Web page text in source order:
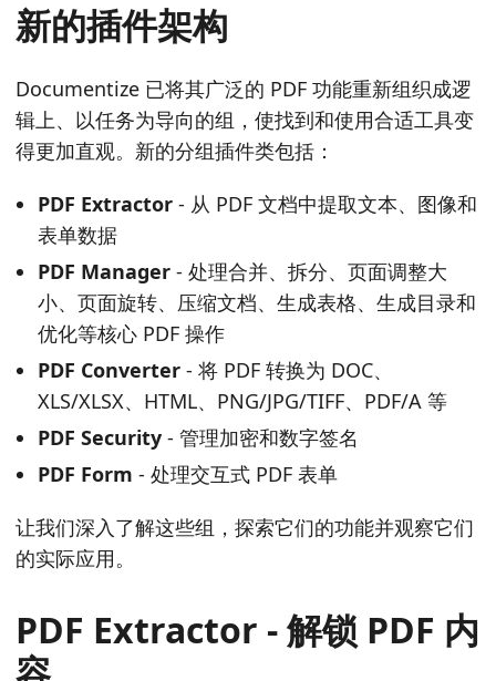
新的插件架构
Documentize 已将其广泛的 PDF 功能重新组织成逻
辑上、以任务为导向的组，使找到和使用合适工具变
得更加直观。新的分组插件类包括：
PDF Extractor - 从 PDF 文档中提取文本、图像和
表单数据
PDF Manager - 处理合并、拆分、页面调整大
小、页面旋转、压缩文档、生成表格、生成目录和
优化等核心 PDF 操作
PDF Converter - 将 PDF 转换为 DOC、
XLS/XLSX、HTML、PNG/JPG/TIFF、PDF/A 等
PDF Security - 管理加密和数字签名
PDF Form - 处理交互式 PDF 表单
让我们深入了解这些组，探索它们的功能并观察它们
的实际应用。
PDF Extractor - 解锁 PDF 内